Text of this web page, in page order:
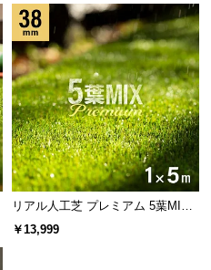
リアル人工芝 プレミアム 5葉MI
X・質感をさらに追求 芝丈38mm 1
￥13,999